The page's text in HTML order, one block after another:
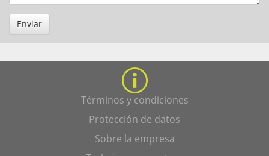
Enviar
Términos y condiciones
Protección de datos
Sobre la empresa